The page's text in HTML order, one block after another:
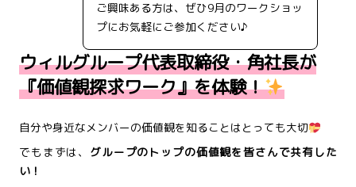
ご興味ある方は、ぜひ9月のワークショッ
プにお気軽にご参加ください♪
ウィルグループ代表取締役・角社長が
『価値観探求ワーク』を体験！
自分や身近なメンバーの価値観を知ることはとっても大切
でもまずは、 グループのトップの価値観を皆さんで共有した
い！